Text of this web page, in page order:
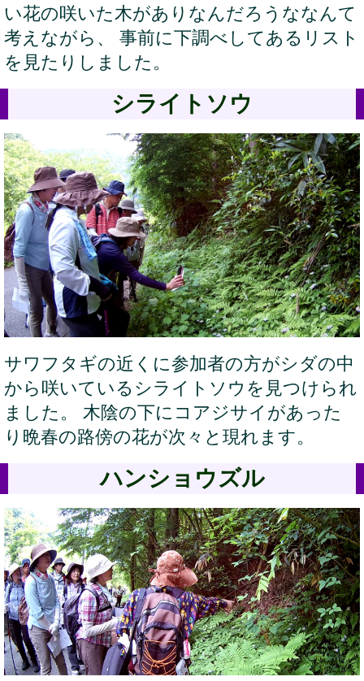
い花の咲いた木がありなんだろうななんて
考えながら、 事前に下調べしてあるリスト
を見たりしました。
シライトソウ
サワフタギの近くに参加者の方がシダの中
から咲いているシライトソウを見つけられ
ました。 木陰の下にコアジサイがあった
り晩春の路傍の花が次々と現れます。
ハンショウズル